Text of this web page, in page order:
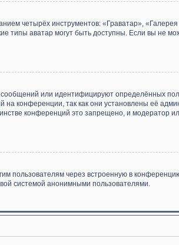
четырёх инструментов: «Граватар»,
типы аватар могут быть доступны. Если вы не
или идентифицируют определённых
конференции, так как они установлены её
конференций это запрещено, и модератор
пользователям через встроенную в
системой анонимными пользователями.